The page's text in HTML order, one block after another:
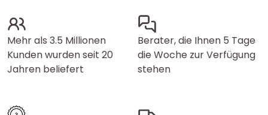
Mehr als 3.5 Millionen
Kunden wurden seit 20
Jahren beliefert
Berater, die Ihnen 5 Tage
die Woche zur Verfügung
stehen